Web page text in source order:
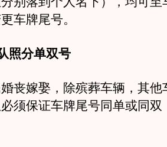
车牌尾号。
照分单双号
嫁娶，除殡葬车辆，其他
须保证车牌尾号同单或同双